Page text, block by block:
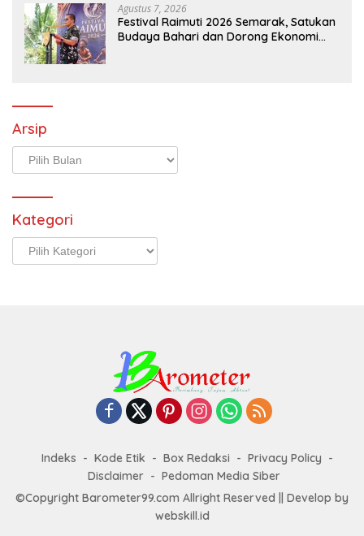
Agustus 7, 2026
Festival Raimuti 2026 Semarak, Satukan
Budaya Bahari dan Dorong Ekonomi
Arsip
Arsip
Kategori
Kategori
Indeks Kode Etik Box Redaksi
Privacy Policy
Disclaimer
Pedoman Media Siber
©Copyright Barometer99.com Allright Reserved || Develop by
webskill.id